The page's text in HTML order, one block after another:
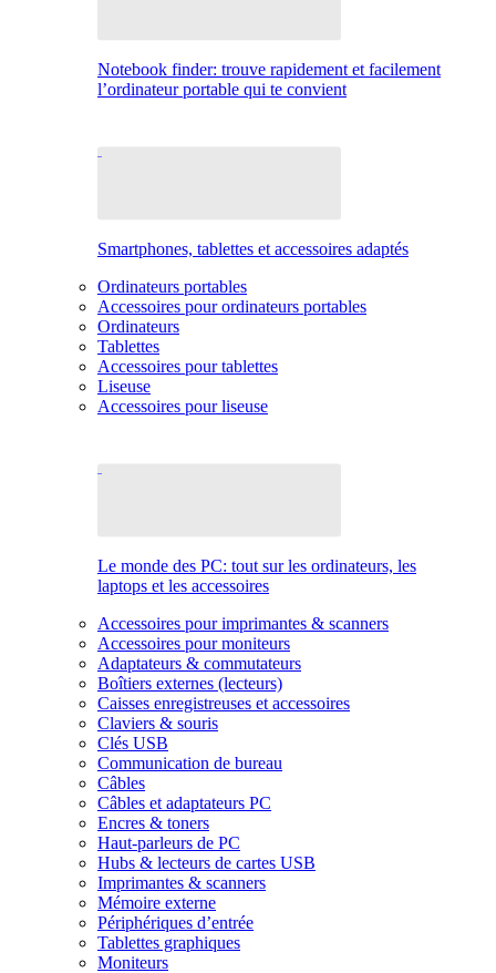
Notebook finder: trouve rapidement et facilement
l’ordinateur portable qui te convient
Smartphones, tablettes et accessoires adaptés
Ordinateurs portables
Accessoires pour ordinateurs portables
Ordinateurs
Tablettes
Accessoires pour tablettes
Liseuse
Accessoires pour liseuse
Le monde des PC: tout sur les ordinateurs, les
laptops et les accessoires
Accessoires pour imprimantes & scanners
Accessoires pour moniteurs
Adaptateurs & commutateurs
Boîtiers externes (lecteurs)
Caisses enregistreuses et accessoires
Claviers & souris
Clés USB
Communication de bureau
Câbles
Câbles et adaptateurs PC
Encres & toners
Haut-parleurs de PC
Hubs & lecteurs de cartes USB
Imprimantes & scanners
Mémoire externe
Périphériques d’entrée
Tablettes graphiques
Moniteurs